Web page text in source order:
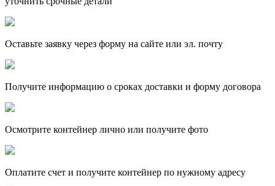
Оставьте заявку через форму на сайте или эл. почту
Получите информацию о сроках доставки и форму договора
Осмотрите контейнер лично или получите фото
Оплатите счет и получите контейнер по нужному адресу